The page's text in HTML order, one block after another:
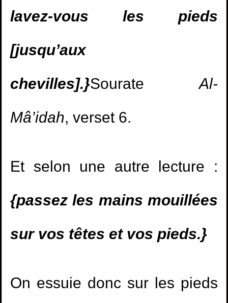
lavez-vous les pieds
[jusqu’aux
chevilles].}SourateAl-
Mâ’idah, verset 6.
Et selon une autre lecture :
{passez les mains mouillées
sur vos têtes et vos pieds.}
On essuie donc sur les pieds